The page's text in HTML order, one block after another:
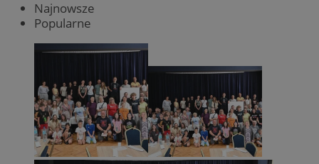
Najnowsze
Popularne